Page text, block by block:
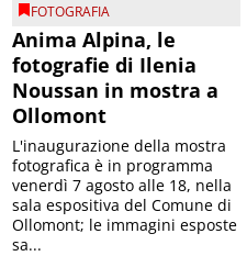
FOTOGRAFIA
Anima Alpina, le
fotografie di Ilenia
Noussan in mostra a
Ollomont
L'inaugurazione della mostra
fotografica è in programma
venerdì 7 agosto alle 18, nella
sala espositiva del Comune di
Ollomont; le immagini esposte
sa...